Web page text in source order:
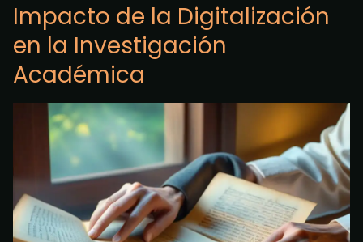
Impacto de la Digitalización
en la Investigación
Académica